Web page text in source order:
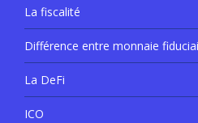
La fiscalité
Différence entre monnaie
La DeFi
ICO